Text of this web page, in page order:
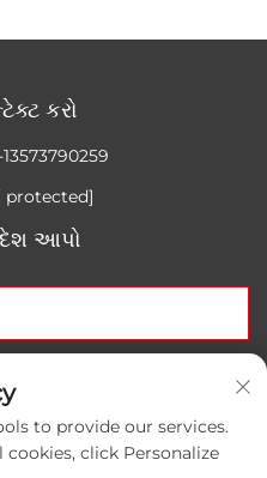
કરો
protected]
આપો
to provide our services.
click Personalize